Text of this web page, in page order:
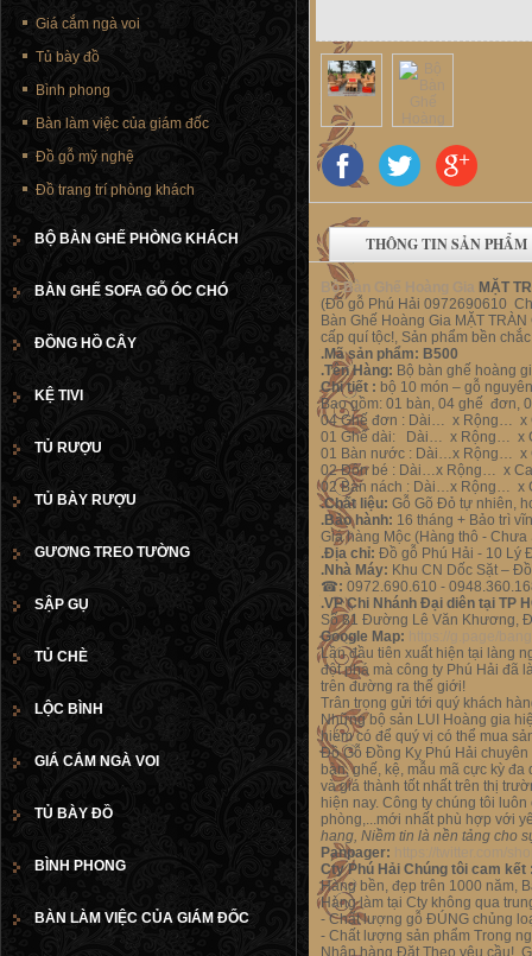
THÔNG TIN SẢN PHẨM
Bộ Bàn Ghế Hoàng Gia
MẶT
(Đồ gỗ Phú Hải 0972690610
Bàn Ghế Hoàng Gia MẶT
cấp quí tộc!, Sản phẩm bền
.Mã sản phẩm: B500
.Tên Hàng: Bộ bàn ghế hoàng
Chi tiết : bộ 10 món – gỗ
Bao gồm: 01 bàn, 04 ghế đơn,
04 Ghế đơn : Dài… x Rộng…
01 Ghế dài: Dài… x Rộng… x
01 Bàn nước : Dài…x Rộng…
02 Đôn bé : Dài…x Rộng… x
02 Bàn nách : Dài…x Rộng… x
.Chất liệu: Gỗ Gõ Đỏ tự nhiên,
.Bảo hành: 16 tháng + Bảo trì
Giá hàng Mộc (Hàng thô -
.Địa chỉ: Đồ gỗ Phú Hải - 10 Lý
.Nhà Máy: Khu CN Dốc Sặt –
☎: 0972.690.610 -
.VP Chi Nhánh Đại diên tại TP
Số 81 Đường Lê Văn Khương,
Google Map:
Lần đầu tiên xuất hiện tại làng
đột phá mà công ty Phú Hải đã
trên đường ra thế giới!
Trân trọng gửi tới quý khách
Những bộ sản LUI Hoàng gia
hiém có để quý vị có thể mua
Đồ Gỗ Đồng Kỵ Phú Hải
bàn, ghế, kệ, mẫu mã cực kỳ
và giá thành tốt nhất trên thị
hiện nay. Công ty chúng tôi
phòng,...mới nhất phù hợp với
hang, Niềm tin là nền tảng cho
Panpager:
Cty Phú Hải Chúng tôi cam kết
Hàng bền, đẹp trên 1000 năm,
Hàng làm tại Cty không qua
- Chất lượng gỗ ĐÚNG chủng
- Chất lượng sản phẩm Trong
Nhận hàng Đặt Theo yêu cầu!
Giá cắm ngà voi
Tủ bày đồ
Bình phong
Bàn làm việc của giám đốc
Đồ gỗ mỹ nghệ
Đồ trang trí phòng khách
BỘ BÀN GHẾ PHÒNG KHÁCH
BÀN GHẾ SOFA GỖ ÓC CHÓ
ĐỒNG HỒ CÂY
KỆ TIVI
TỦ RƯỢU
TỦ BÀY RƯỢU
GƯƠNG TREO TƯỜNG
SẬP GỤ
TỦ CHÈ
LỘC BÌNH
GIÁ CẮM NGÀ VOI
TỦ BÀY ĐỒ
BÌNH PHONG
BÀN LÀM VIỆC CỦA GIÁM ĐỐC